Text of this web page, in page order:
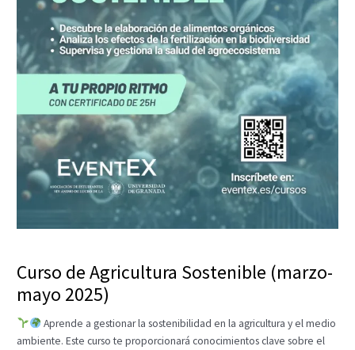
Curso de Agricultura Sostenible (marzo-
mayo 2025)
Aprende a gestionar la sostenibilidad en la agricultura y el medio
ambiente. Este curso te proporcionará conocimientos clave sobre el